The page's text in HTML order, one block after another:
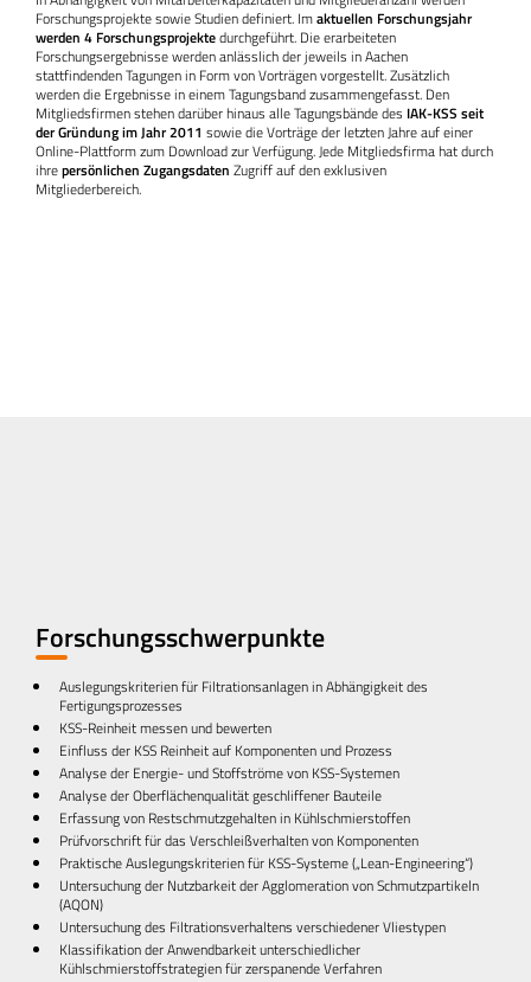
Forschungsprojekte sowie Studien definiert. Imaktuellen Forschungsjahr
werden 4 Forschungsprojektedurchgeführt. Die erarbeiteten
Forschungsergebnisse werden anlässlich der jeweils in Aachen
stattfindenden Tagungen in Form von Vorträgen vorgestellt. Zusätzlich
werden die Ergebnisse in einem Tagungsband zusammengefasst. Den
Mitgliedsfirmen stehen darüber hinaus alle Tagungsbände des IAK-KSS seit
der Gründung im Jahr 2011 sowie die Vorträge der letzten Jahre auf einer
Online-Plattform zum Download zur Verfügung. Jede Mitgliedsfirma hat durch
ihrepersönlichen Zugang­sdaten Zugriff auf den exklusiven
Mitgliederbereich.
Forschungsschwerpunkte
Auslegungskriterien für Filtrationsanlagen in Abhängigkeit des
Fertigungsprozesses
KSS-Reinheit messen und bewerten
Einfluss der KSS Reinheit auf Komponenten und Prozess
Analyse der Energie- und Stoffströme von KSS-Systemen
Analyse der Oberflächenqualität geschliffener Bauteile
Erfassung von Restschmutzgehalten in Kühlschmierstoffen
Prüfvorschrift für das Verschleißverhalten von Komponenten
Praktische Auslegungskriterien für KSS-Systeme („Lean-Engineering“)
Untersuchung der Nutzbarkeit der Agglomeration von Schmutzpartikeln
(AQON)
Untersuchung des Filtrationsverhaltens verschiedener Vliestypen
Klassifikation der Anwendbarkeit unterschiedlicher
Kühlschmierstoffstrategien für zerspanende Verfahren